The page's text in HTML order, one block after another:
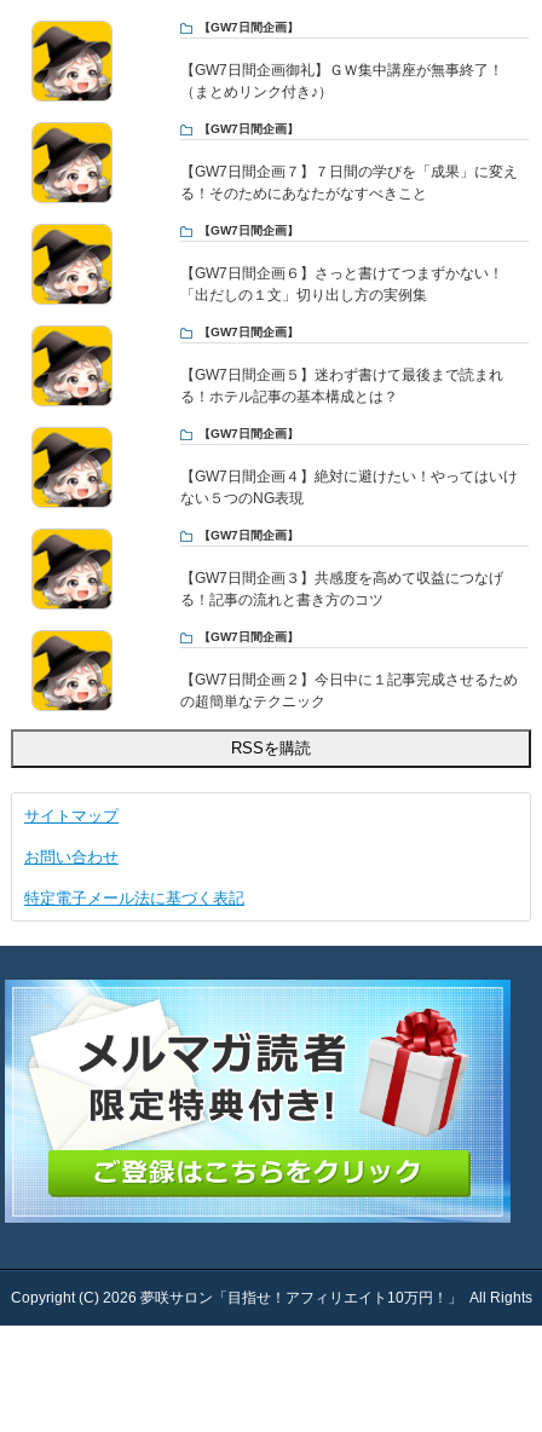
【GW7日間企画】
【GW7日間企画御礼】ＧＷ集中講座が無事終了！
（まとめリンク付き♪）
【GW7日間企画】
【GW7日間企画７】７日間の学びを「成果」に変え
る！そのためにあなたがなすべきこと
【GW7日間企画】
【GW7日間企画６】さっと書けてつまずかない！
「出だしの１文」切り出し方の実例集
【GW7日間企画】
【GW7日間企画５】迷わず書けて最後まで読まれ
る！ホテル記事の基本構成とは？
【GW7日間企画】
【GW7日間企画４】絶対に避けたい！やってはいけ
ない５つのNG表現
【GW7日間企画】
【GW7日間企画３】共感度を高めて収益につなげ
る！記事の流れと書き方のコツ
【GW7日間企画】
【GW7日間企画２】今日中に１記事完成させるため
の超簡単なテクニック
サイトマップ
お問い合わせ
特定電子メール法に基づく表記
Copyright (C) 2026 夢咲サロン「目指せ！アフィリエイト10万円！」 All Rights